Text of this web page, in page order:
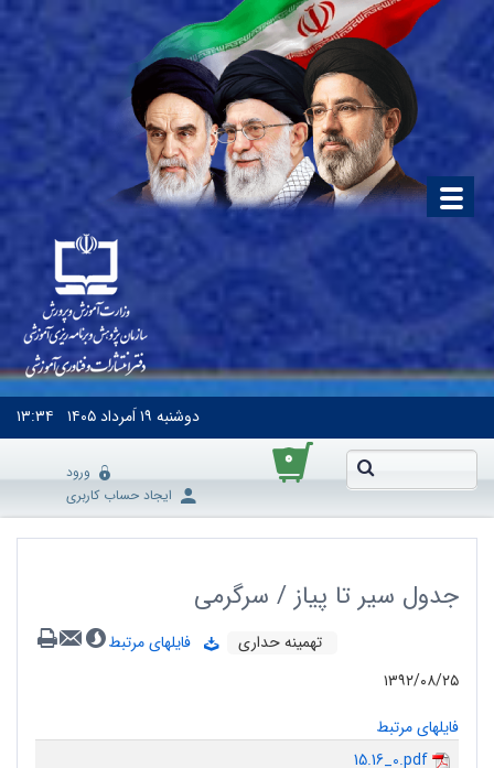
دوشنبه ۱۹ اَمرداد ۱۴۰۵ ۱۳:۳۴
۰
ورود
ایجاد حساب کاربری
جدول سیر تا پیاز / سرگرمی
تهمینه حداری
فایلهای مرتبط
۱۳۹۲/۰۸/۲۵
فایلهای مرتبط
15.16_0.pdf